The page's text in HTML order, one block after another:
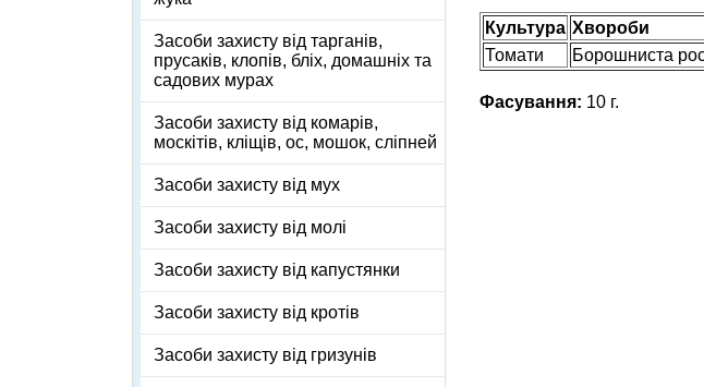
Культура Хвороби
Томати
Борошниста
Фасування: 10 г.
Засоби захисту від тарганів,
прусаків, клопів, бліх, домашніх та
садових мурах
Засоби захисту від комарів,
москітів, кліщів, ос, мошок, сліпней
Засоби захисту від мух
Засоби захисту від молі
Засоби захисту від капустянки
Засоби захисту від кротів
Засоби захисту від гризунів